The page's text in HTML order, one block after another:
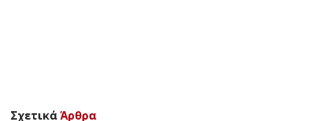
ΣχετικάΆρθρα